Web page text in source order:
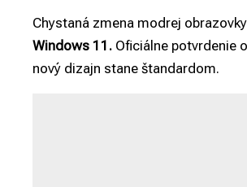
Chystaná zmena modrej
Windows 11. Oficiálne potvrdenie
nový dizajn stane štandardom.